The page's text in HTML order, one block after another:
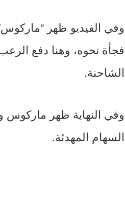
وفي الفيديو ظهر
فجأة نحوه، وهنا دفع
الشاحنة.
وفي النهاية ظهر ماركوس
السهام المهدئة.